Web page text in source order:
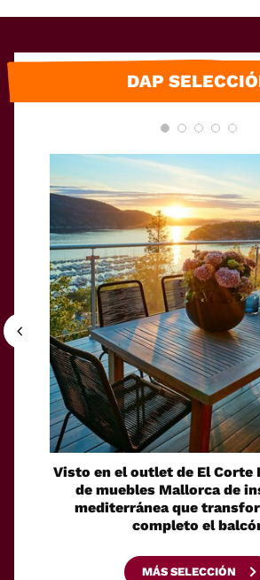
DAP
Visto en el outlet de El Corte
de muebles Mallorca de
mediterránea que
completo el
MÁS SELECCIÓN